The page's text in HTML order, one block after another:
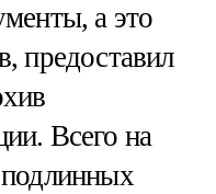
а это
предоставил
Всего на